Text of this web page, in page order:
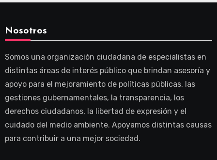
Nosotros
Somos una organización ciudadana de especialistas en
distintas áreas de interés público que brindan asesoría y
apoyo para el mejoramiento de políticas públicas, las
gestiones gubernamentales, la transparencia, los
derechos ciudadanos, la libertad de expresión y el
cuidado del medio ambiente. Apoyamos distintas causas
para contribuir a una mejor sociedad.